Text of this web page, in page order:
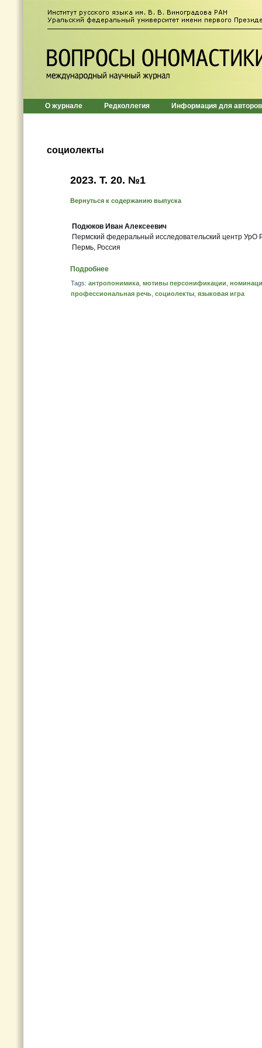
О журнале Редколлегия Информация для авторов
социолекты
2023. Т. 20. №1
Вернуться к содержанию выпуска
Подюков Иван Алексеевич
Пермский федеральный исследовательский центр УрО
Пермь, Россия
Подробнее
Tags: антропонимика мотивы персонификации
профессиональная речь социолекты языковая игра